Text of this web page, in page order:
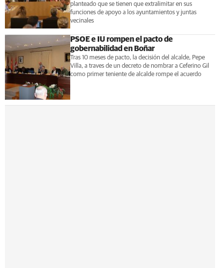
planteado que se tienen que extralimitar en sus
funciones de apoyo a los ayuntamientos y juntas
vecinales
PSOE e IU rompen el pacto de
gobernabilidad en Boñar
Tras 10 meses de pacto, la decisión del alcalde, Pepe
Villa, a traves de un decreto de nombrar a Ceferino Gil
como primer teniente de alcalde rompe el acuerdo